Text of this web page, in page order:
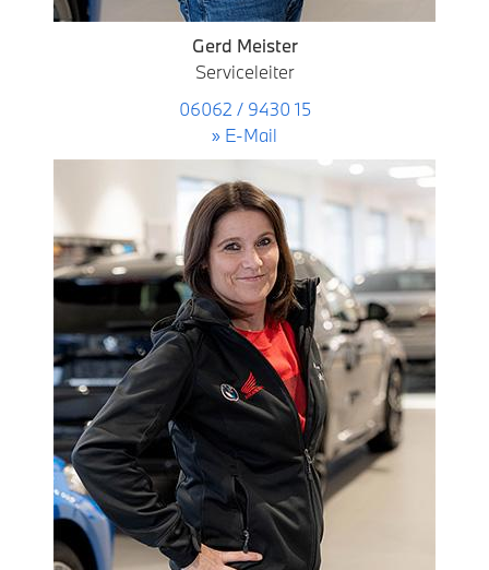
Gerd Meister
Serviceleiter
06062 / 9430 15
» E-Mail